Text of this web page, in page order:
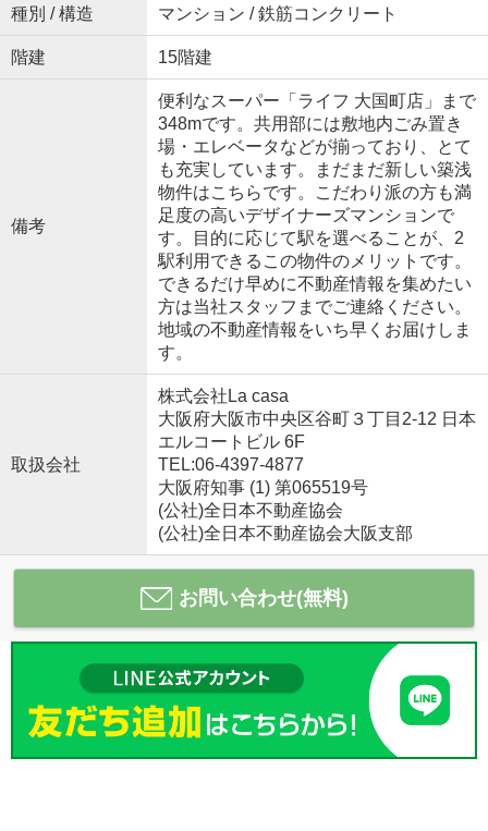
種別 / 構造 マンション / 鉄筋コンクリート
階建 15階建
備考
便利なスーパー「ライフ 大国町店」まで
348mです。共用部には敷地内ごみ置き
場・エレベータなどが揃っており、とて
も充実しています。まだまだ新しい築浅
物件はこちらです。こだわり派の方も満
足度の高いデザイナーズマンションで
す。目的に応じて駅を選べることが、2
駅利用できるこの物件のメリットです。
できるだけ早めに不動産情報を集めたい
方は当社スタッフまでご連絡ください。
地域の不動産情報をいち早くお届けしま
す。
取扱会社
株式会社La casa
大阪府大阪市中央区谷町３丁目2-12 日本
エルコートビル 6F
TEL:06-4397-4877
大阪府知事 (1) 第065519号
(公社)全日本不動産協会
(公社)全日本不動産協会大阪支部
お問い合わせ(無料)